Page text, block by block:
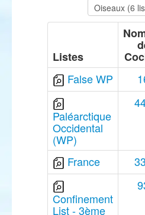
Listes
False WP
Paléarctique
Occidental
(WP)
France
Confinement
List - 3ème